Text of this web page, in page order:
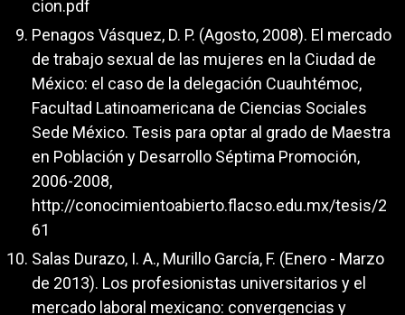
cion.pdf
Penagos Vásquez, D. P. (Agosto, 2008). El mercado
de trabajo sexual de las mujeres en la Ciudad de
México: el caso de la delegación Cuauhtémoc,
Facultad Latinoamericana de Ciencias Sociales
Sede México. Tesis para optar al grado de Maestra
en Población y Desarrollo Séptima Promoción,
2006-2008,
http://conocimientoabierto.flacso.edu.mx/tesis/2
61
Salas Durazo, I. A., Murillo García, F. (Enero - Marzo
de 2013). Los profesionistas universitarios y el
mercado laboral mexicano: convergencias y